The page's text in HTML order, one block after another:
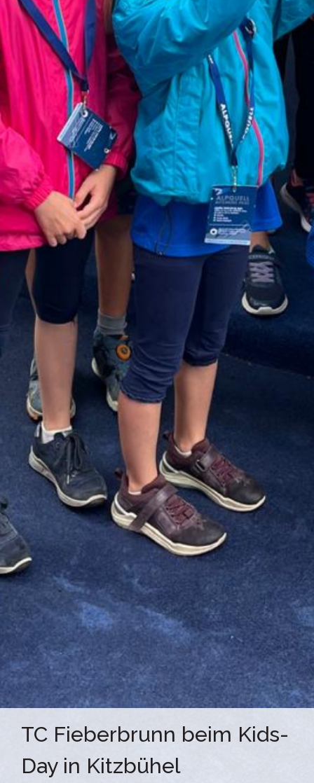
TC Fieberbrunn beim Kids-
Day in Kitzbühel